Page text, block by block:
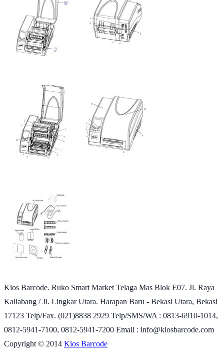
Kios Barcode. Ruko Smart Market Telaga Mas Blok E07. Jl. Raya
Kaliabang / Jl. Lingkar Utara. Harapan Baru - Bekasi Utara, Bekasi
17123 Telp/Fax. (021)8838 2929 Telp/SMS/WA : 0813-6910-1014,
0812-5941-7100, 0812-5941-7200 Email : info@kiosbarcode.com
Copyright © 2014 Kios Barcode